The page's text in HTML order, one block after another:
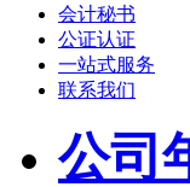
会计秘书
公证认证
一站式服务
联系我们
公司